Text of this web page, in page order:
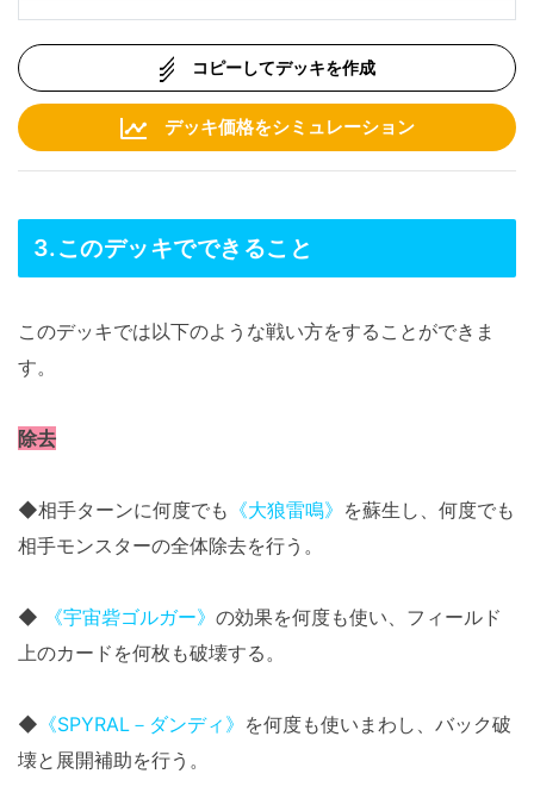
コピーしてデッキを作成
デッキ価格をシミュレーション
3.このデッキでできること
このデッキでは以下のような戦い方をすることができま
す。
除去
◆相手ターンに何度でも 《大狼雷鳴》 を蘇生し、何度でも
相手モンスターの全体除去を行う。
◆ 《宇宙砦ゴルガー》 の効果を何度も使い、フィールド
上のカードを何枚も破壊する。
◆ 《SPYRAL－ダンディ》 を何度も使いまわし、バック破
壊と展開補助を行う。